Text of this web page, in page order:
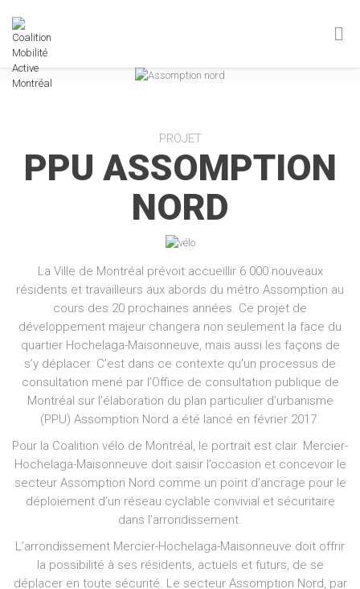
PROJET
PPU ASSOMPTION
NORD
La Ville de Montréal prévoit accueillir 6 000 nouveaux
résidents et travailleurs aux abords du métro Assomption au
cours des 20 prochaines années. Ce projet de
développement majeur changera non seulement la face du
quartier Hochelaga-Maisonneuve, mais aussi les façons de
s’y déplacer. C’est dans ce contexte qu’un processus de
consultation mené par l’Office de consultation publique de
Montréal sur l’élaboration du plan particulier d’urbanisme
(PPU) Assomption Nord a été lancé en février 2017.
Pour la Coalition vélo de Montréal, le portrait est clair. Mercier-
Hochelaga-Maisonneuve doit saisir l’occasion et concevoir le
secteur Assomption Nord comme un point d’ancrage pour le
déploiement d’un réseau cyclable convivial et sécuritaire
dans l’arrondissement.
L’arrondissement Mercier-Hochelaga-Maisonneuve doit offrir
la possibilité à ses résidents, actuels et futurs, de se
déplacer en toute sécurité. Le secteur Assomption Nord, par